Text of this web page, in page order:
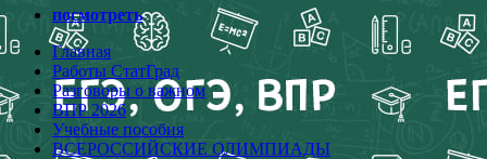
посмотреть
Главная
Работы СтатГрад
Разговоры о важном
ВПР 2026
Учебные пособия
ВСЕРОССИЙСКИЕ ОЛИМПИАДЫ